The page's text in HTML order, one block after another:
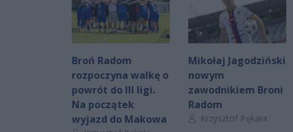
Broń Radom
rozpoczyna walkę o
powrót do III ligi.
Na początek
wyjazd do Makowa
Mikołaj Jagodziński
nowym
zawodnikiem Broni
Radom
Autor artykułu:
Krzysztof Pękała